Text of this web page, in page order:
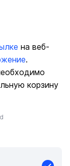
на веб-
.
корзину